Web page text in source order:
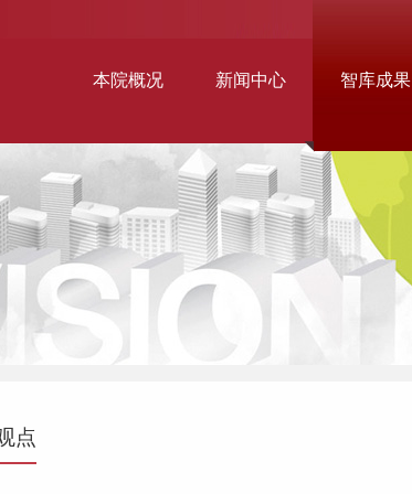
本院概况 新闻中心 智库成果
点